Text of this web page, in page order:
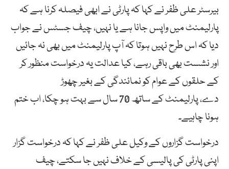
بیرسٹر علی ظفر نے کہا کہ پارٹی نے ابھی فیصلہ کرنا ہے کہ
پارلیمنٹ میں واپس جانا ہے یا نہیں، چیف جسٹس نے جواب
دیا کہ اس طرح نہیں ہوتا کہ آپ پارلیمنٹ میں بھی نہ جائیں
اور نشست بھی باقی رہے، کیا عدالت یہ درخواست منظور کر
کے حلقوں کے عوام کو نمائندگی کے بغیر چھوڑ
دے، پارلیمنٹ کے ساتھ 70 سال سے بہت ہو چکا، اب ختم
ہونا چاہیے۔
درخواست گزاروں کے وکیل علی ظفر نے کہا کہ درخواست گزار
اپنی پارٹی کی پالیسی کے خلاف نہیں جا سکتے، چیف